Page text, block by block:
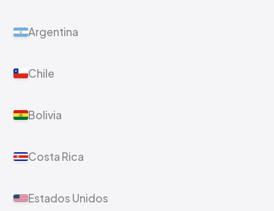
Argentina
Chile
Bolivia
Costa Rica
Estados Unidos